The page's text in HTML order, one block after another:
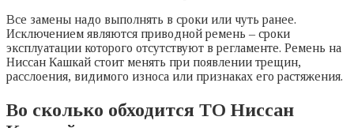
Все замены надо выполнять в сроки или чуть ранее.
Исключением являются приводной ремень – сроки
эксплуатации которого отсутствуют в регламенте. Ремень на
Ниссан Кашкай стоит менять при появлении трещин,
расслоения, видимого износа или признаках его растяжения.
Во сколько обходится ТО Ниссан